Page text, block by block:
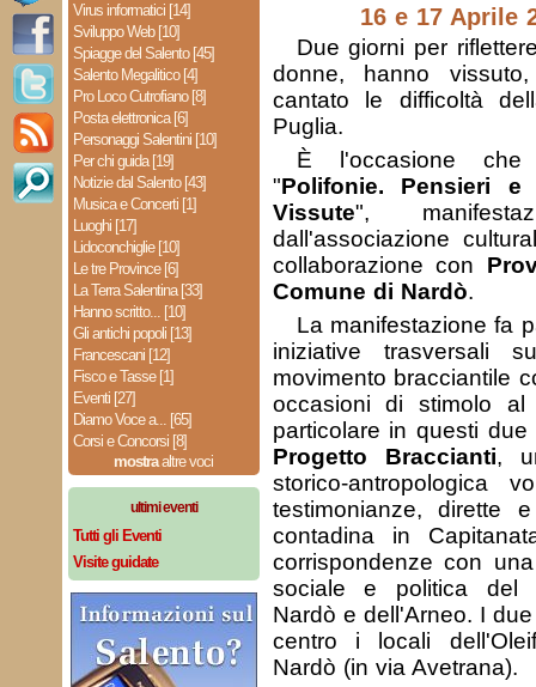
Virus informatici [14]
Sviluppo Web [10]
Spiagge del Salento [45]
Salento Megalitico [4]
Pro Loco Cutrofiano [8]
Posta elettronica [6]
Personaggi Salentini [10]
Per chi guida [19]
Notizie dal Salento [43]
Musica e Concerti [1]
Luoghi [17]
Lidoconchiglie [10]
Le tre Province [6]
La Terra Salentina [33]
Hanno scritto... [10]
Gli antichi popoli [13]
Francescani [12]
Fisco e Tasse [1]
Eventi [27]
Diamo Voce a... [65]
Corsi e Concorsi [8]
mostraaltre voci
ultimi eventi
Tutti gli Eventi
Visite guidate
16 e 17 Aprile
Due giorni per
donne, hanno
cantato le difficoltà
Puglia.
È l'occasione
"Polifonie. Pensieri
Vissute",
dall'associazione
collaborazione con
Comune di Nardò.
La manifestazione fa
iniziative trasversali
movimento bracciantile
occasioni di stimolo
particolare in questi
Progetto Braccianti,
storico-antropologica
testimonianze, dirette
contadina in
corrispondenze con
sociale e politica del
Nardò e dell'Arneo. I
centro i locali
Nardò (in via Avetrana).